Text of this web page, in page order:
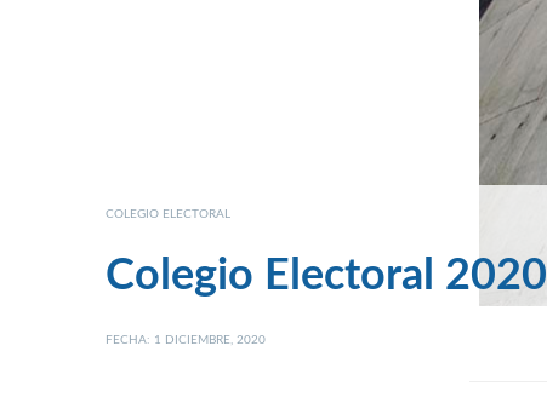
COLEGIO ELECTORAL
Colegio Electoral 2020
FECHA: 1 DICIEMBRE, 2020